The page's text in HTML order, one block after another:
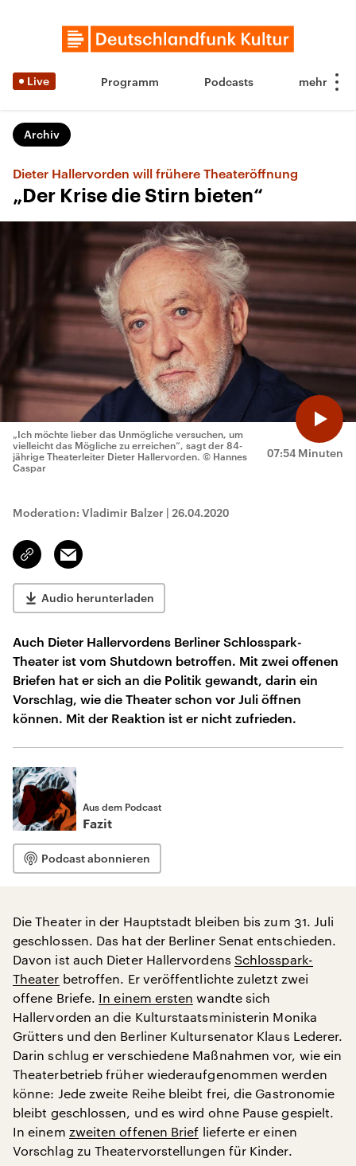
Live Programm Podcasts
Archiv
Dieter Hallervorden will frühere Theateröffnung
„Der Krise die Stirn bieten“
07:54 Minuten
„Ich möchte lieber das Unmögliche versuchen, um
vielleicht das Mögliche zu erreichen“, sagt der 84-
jährige Theaterleiter Dieter Hallervorden. © Hannes
Caspar
Moderation: Vladimir Balzer | 26.04.2020
Link
kopieren/teilen
Email
Audio herunterladen
Auch Dieter Hallervordens Berliner Schlosspark-
Theater ist vom Shutdown betroffen. Mit zwei offenen
Briefen hat er sich an die Politik gewandt, darin ein
Vorschlag, wie die Theater schon vor Juli öffnen
können. Mit der Reaktion ist er nicht zufrieden.
Aus dem Podcast
Fazit
Podcast abonnieren
Die Theater in der Hauptstadt bleiben bis zum 31. Juli
geschlossen. Das hat der Berliner Senat entschieden.
Davon ist auch Dieter Hallervordens Schlosspark-
Theater betroffen. Er veröffentlichte zuletzt zwei
offene Briefe. In einem ersten wandte sich
Hallervorden an die Kulturstaatsministerin Monika
Grütters und den Berliner Kultursenator Klaus Lederer.
Darin schlug er verschiedene Maßnahmen vor, wie ein
Theaterbetrieb früher wiederaufgenommen werden
könne: Jede zweite Reihe bleibt frei, die Gastronomie
bleibt geschlossen, und es wird ohne Pause gespielt.
In einem zweiten offenen Brief lieferte er einen
Vorschlag zu Theatervorstellungen für Kinder.